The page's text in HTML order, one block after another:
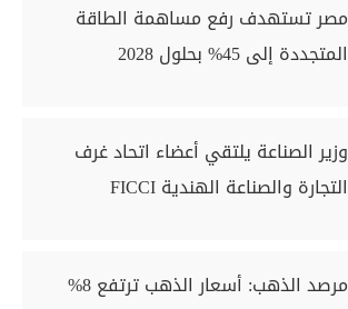
مصر تستهدف رفع مساهمة الطاقة
المتجددة إلى 45% بحلول 2028
وزير الصناعة يلتقي أعضاء اتحاد غرف
التجارة والصناعة الهندية FICCI
مرصد الذهب: أسعار الذهب ترتفع 8%